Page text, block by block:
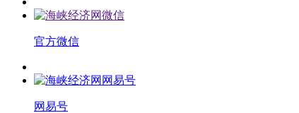
官方微信
网易号